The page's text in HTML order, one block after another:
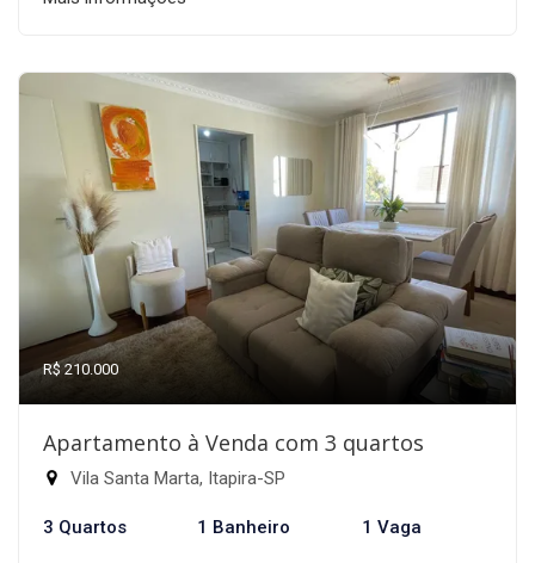
R$ 210.000
Apartamento à Venda com 3 quartos
Vila Santa Marta, Itapira-SP
3 Quartos 1 Banheiro 1 Vaga